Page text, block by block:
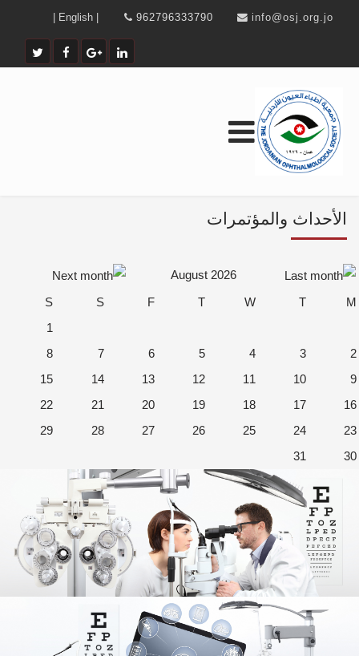
962796333790 info@osj.org.jo
الأحداث والمؤتمرات
August 2026
M
T
W
T
F
S
S
1
2
3
4
5
6
7
8
9
10
11
12
13
14
15
16
17
18
19
20
21
22
23
24
25
26
27
28
29
30
31